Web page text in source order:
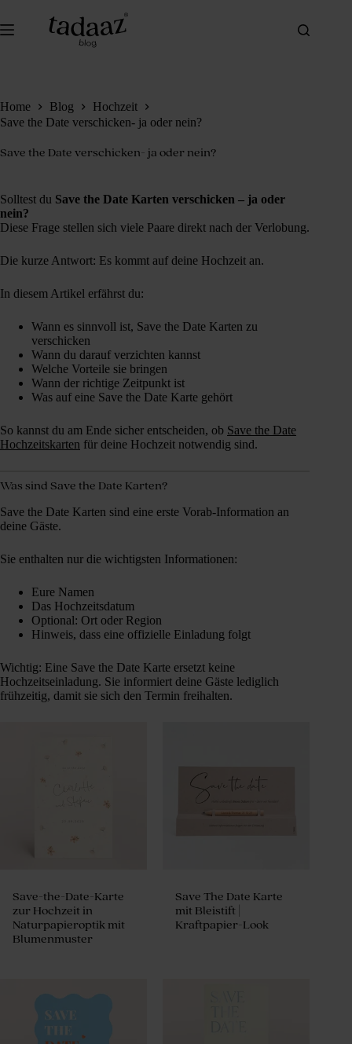
springen
Home Blog
Hochzeit
Save the Date verschicken- ja oder nein?
Save the Date verschicken- ja oder nein?
Solltest du Save the Date Karten verschicken – ja oder
nein?
Diese Frage stellen sich viele Paare direkt nach der Verlobung.
Die kurze Antwort: Es kommt auf deine Hochzeit an.
In diesem Artikel erfährst du:
Wann es sinnvoll ist, Save the Date Karten zu
verschicken
Wann du darauf verzichten kannst
Welche Vorteile sie bringen
Wann der richtige Zeitpunkt ist
Was auf eine Save the Date Karte gehört
So kannst du am Ende sicher entscheiden, ob Save the Date
Hochzeitskarten für deine Hochzeit notwendig sind.
Was sind Save the Date Karten?
Save the Date Karten sind eine erste Vorab-Information an
deine Gäste.
Sie enthalten nur die wichtigsten Informationen:
Eure Namen
Das Hochzeitsdatum
Optional: Ort oder Region
Hinweis, dass eine offizielle Einladung folgt
Wichtig: Eine Save the Date Karte ersetzt keine
Hochzeitseinladung. Sie informiert deine Gäste lediglich
frühzeitig, damit sie sich den Termin freihalten.
Save-the-Date-Karte
zur Hochzeit in
Naturpapieroptik mit
Blumenmuster
Save The Date Karte
mit Bleistift |
Kraftpapier-Look